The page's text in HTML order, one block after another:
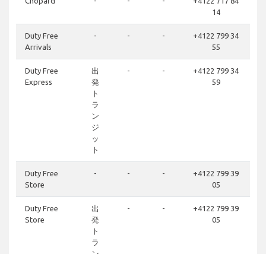
14
Duty Free
Arrivals
- - -
+4122 799 34
55
Duty Free
Express
出
発
ト
ラ
ン
ジ
ッ
ト
- -
+4122 799 34
59
Duty Free
Store
- - -
+4122 799 39
05
Duty Free
Store
出
発
ト
ラ
- -
+4122 799 39
05